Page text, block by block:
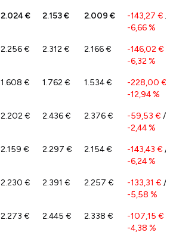
2.024 € 2.153 € 2.009 € -143,27 € /
-6,66 %
2.256 € 2.312 € 2.166 € -146,02 €
-6,32 %
1.608 € 1.762 € 1.534 € -228,00 €
-12,94 %
2.202 € 2.436 € 2.376 € -59,53 € /
-2,44 %
2.159 € 2.297 € 2.154 € -143,43 € /
-6,24 %
2.230 € 2.391 € 2.257 € -133,31 € /
-5,58 %
2.273 € 2.445 € 2.338 € -107,15 €
-4,38 %